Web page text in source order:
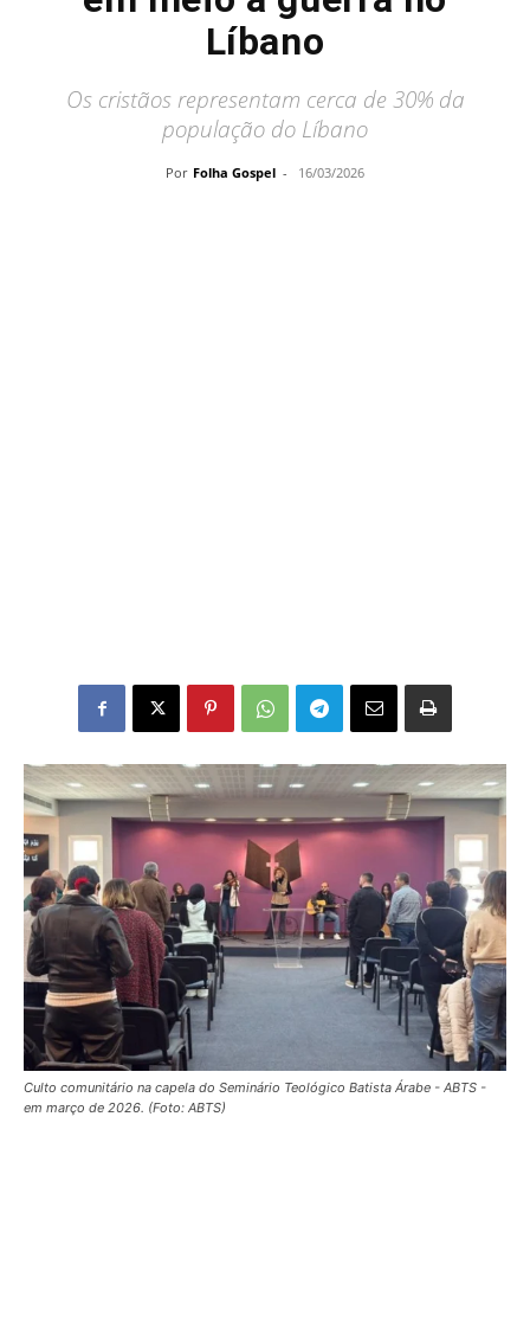
Líbano
Os cristãos representam cerca de 30% da
população do Líbano
Por Folha Gospel - 16/03/2026
Culto comunitário na capela do Seminário Teológico Batista Árabe - ABTS -
em março de 2026. (Foto: ABTS)